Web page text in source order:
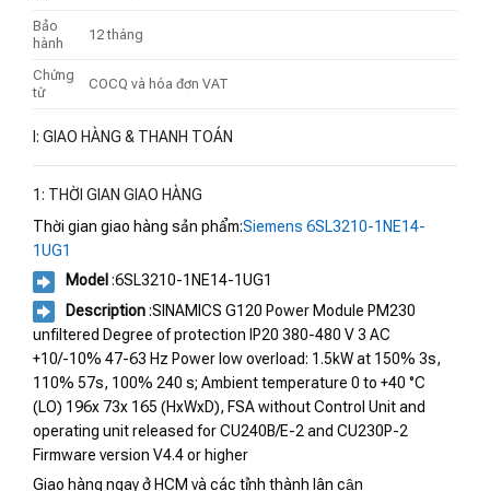
Bảo
hành
12 tháng
Chứng
từ
COCQ và hóa đơn VAT
I: GIAO HÀNG & THANH TOÁN
1: THỜI GIAN GIAO HÀNG
Thời gian giao hàng sản phẩm:Siemens 6SL3210-1NE14-
1UG1
Model :6SL3210-1NE14-1UG1
Description:SINAMICS G120 Power Module PM230
unfiltered Degree of protection IP20 380-480 V 3 AC
+10/-10% 47-63 Hz Power low overload: 1.5kW at 150% 3s,
110% 57s, 100% 240 s; Ambient temperature 0 to +40 °C
(LO) 196x 73x 165 (HxWxD), FSA without Control Unit and
operating unit released for CU240B/E-2 and CU230P-2
Firmware version V4.4 or higher
Giao hàng ngay ở HCM và các tỉnh thành lân cận